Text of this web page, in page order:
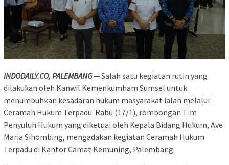
INDODAILY.CO, PALEMBANG —Salah satu kegiatan rutin yang
dilakukan oleh Kanwil Kemenkumham Sumsel untuk
menumbuhkan kesadaran hukum masyarakat ialah melalui
Ceramah Hukum Terpadu. Rabu (17/1), rombongan Tim
Penyuluh Hukum yang diketuai oleh Kepala Bidang Hukum, Ave
Maria Sihombing, mengadakan kegiatan Ceramah Hukum
Terpadu di Kantor Camat Kemuning, Palembang.